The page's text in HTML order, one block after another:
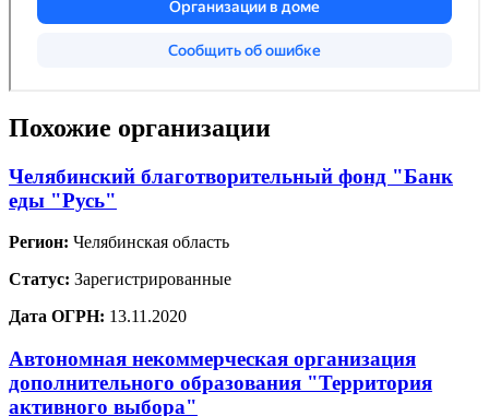
Похожие организации
Челябинский благотворительный фонд "Банк
еды "Русь"
Регион: Челябинская область
Статус: Зарегистрированные
Дата ОГРН: 13.11.2020
Автономная некоммерческая организация
дополнительного образования "Территория
активного выбора"